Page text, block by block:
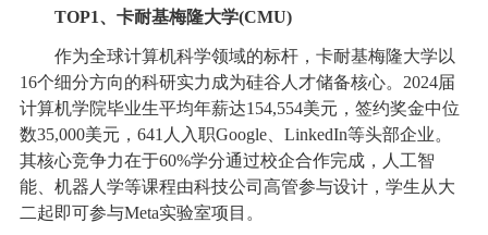
TOP1、卡耐基梅隆大学(CMU)
作为全球计算机科学领域的标杆，卡耐基梅隆大学以
16个细分方向的科研实力成为硅谷人才储备核心。2024届
计算机学院毕业生平均年薪达154,554美元，签约奖金中位
数35,000美元，641人入职Google、LinkedIn等头部企业。
其核心竞争力在于60%学分通过校企合作完成，人工智
能、机器人学等课程由科技公司高管参与设计，学生从大
二起即可参与Meta实验室项目。